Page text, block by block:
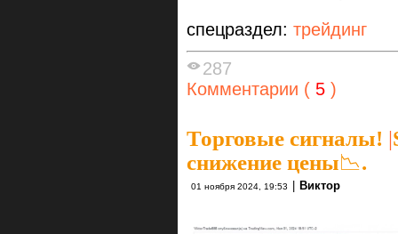
спецраздел: трейдинг
287
Комментарии ( 5 )
Торговые сигналы! |
снижение цены📉.
01 ноября 2024, 19:53 Виктор